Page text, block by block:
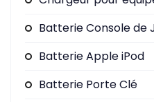
Batterie Console de
Batterie Apple iPod
Batterie Porte Clé